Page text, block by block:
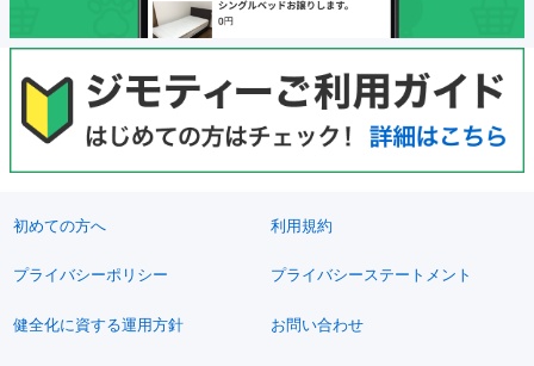
初めての方へ 利用規約
プライバシーポリシー プライバシーステートメント
健全化に資する運用方針 お問い合わせ